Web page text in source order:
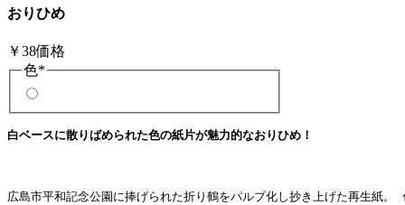
おりひめ
￥38価格
色*
白ベースに散りばめられた色の紙片が魅力的なおりひめ！
広島市平和記念公園に捧げられた折り鶴をパルプ化し抄き上げた再生紙